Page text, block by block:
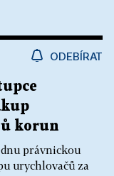
ODEBÍRAT
korun
právnickou
urychlovačů za